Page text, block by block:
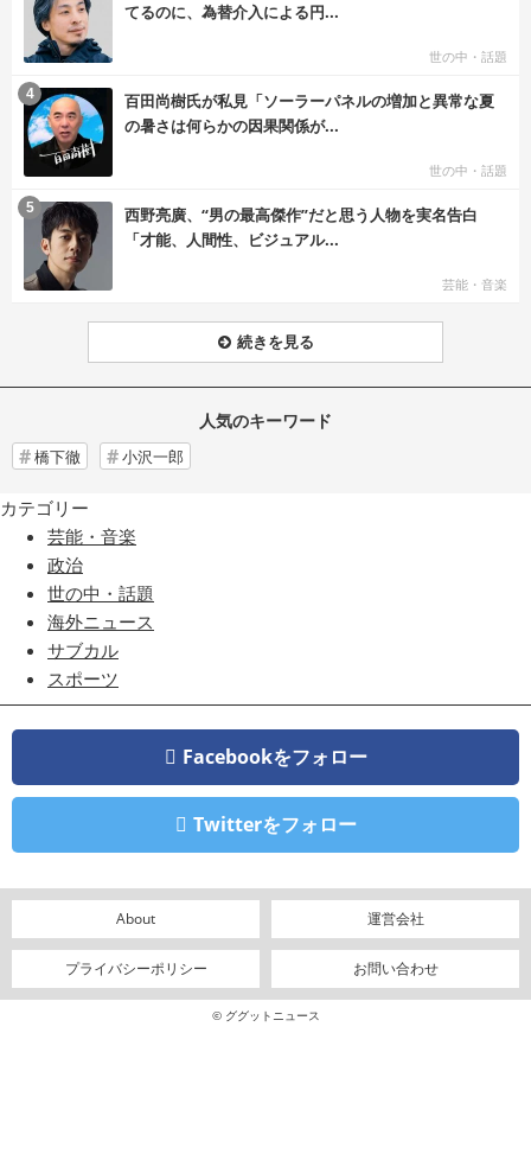
てるのに、為替介入による円...
世の中・話題
百田尚樹氏が私見「ソーラーパネルの増加と異常な夏
の暑さは何らかの因果関係が...
世の中・話題
4
西野亮廣、“男の最高傑作”だと思う人物を実名告白
「才能、人間性、ビジュアル...
芸能・音楽
5
続きを見る
人気のキーワード
橋下徹 小沢一郎
カテゴリー
芸能・音楽
政治
世の中・話題
海外ニュース
サブカル
スポーツ
Facebookをフォロー
Twitterをフォロー
About 運営会社
プライバシーポリシー お問い合わせ
© ググットニュース